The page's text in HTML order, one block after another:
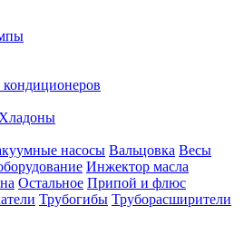
кондиционеров
Хладоны
насосы Вальцовка Весы
Инжектор масла
Остальное Припой и флюс
Трубогибы Труборасширители